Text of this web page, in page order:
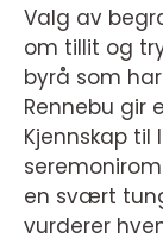
Valg av
om tillit og
byrå som
Rennebu gir
Kjennskap til
en svært
vurderer